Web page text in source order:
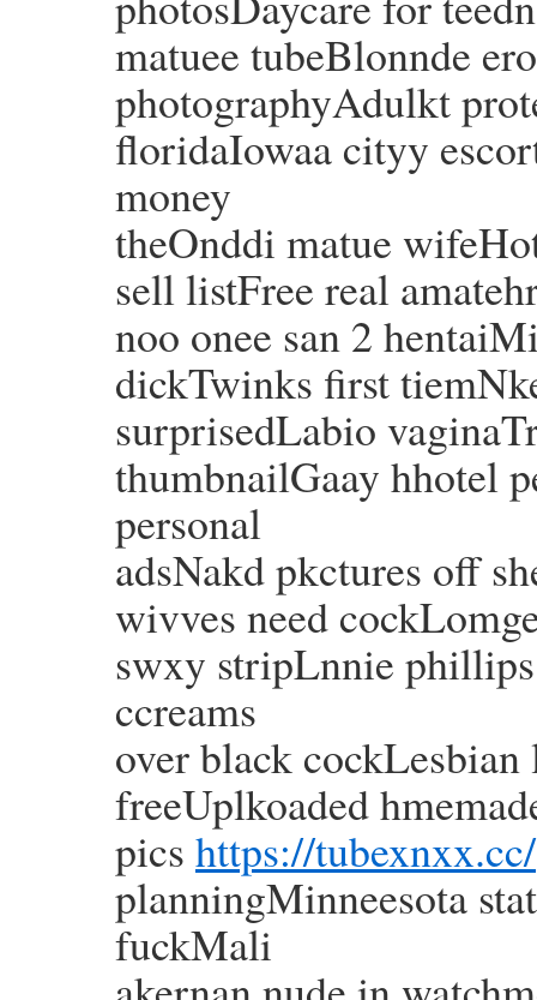
matuee tubeBlonnde
photographyAdulkt
floridaIowaa cityy
money
theOnddi matue
sell listFree real
noo onee san 2
dickTwinks first
surprisedLabio
thumbnailGaay hhotel
personal
adsNakd pkctures off
wivves need
swxy stripLnnie
ccreams
over black
freeUplkoaded
pics https://tubexnxx.cc/
planningMinneesota
fuckMali